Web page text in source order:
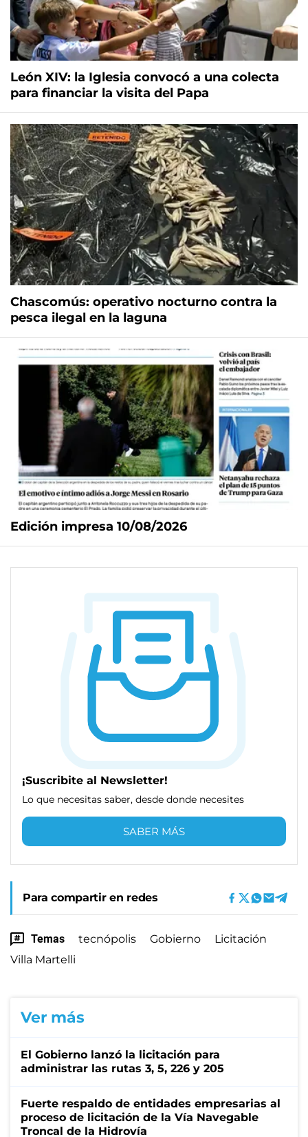
León XIV: la Iglesia convocó a una colecta
para financiar la visita del Papa
Chascomús: operativo nocturno contra la
pesca ilegal en la laguna
Edición impresa 10/08/2026
¡Suscribite al Newsletter!
Lo que necesitas saber, desde donde necesites
SABER MÁS
Para compartir en redes
Temas tecnópolis Gobierno
Licitación
Villa Martelli
Ver más
El Gobierno lanzó la licitación para
administrar las rutas 3, 5, 226 y 205
Fuerte respaldo de entidades empresarias al
proceso de licitación de la Vía Navegable
Troncal de la Hidrovía